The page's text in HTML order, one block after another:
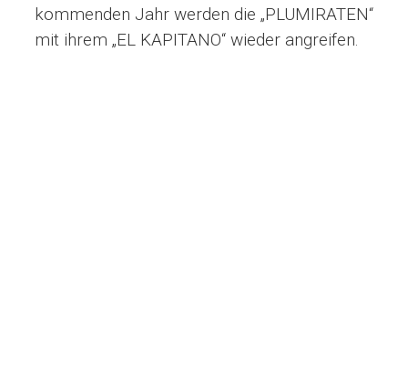
kommenden Jahr werden die „PLUMIRATEN“
mit ihrem „EL KAPITANO“ wieder angreifen.